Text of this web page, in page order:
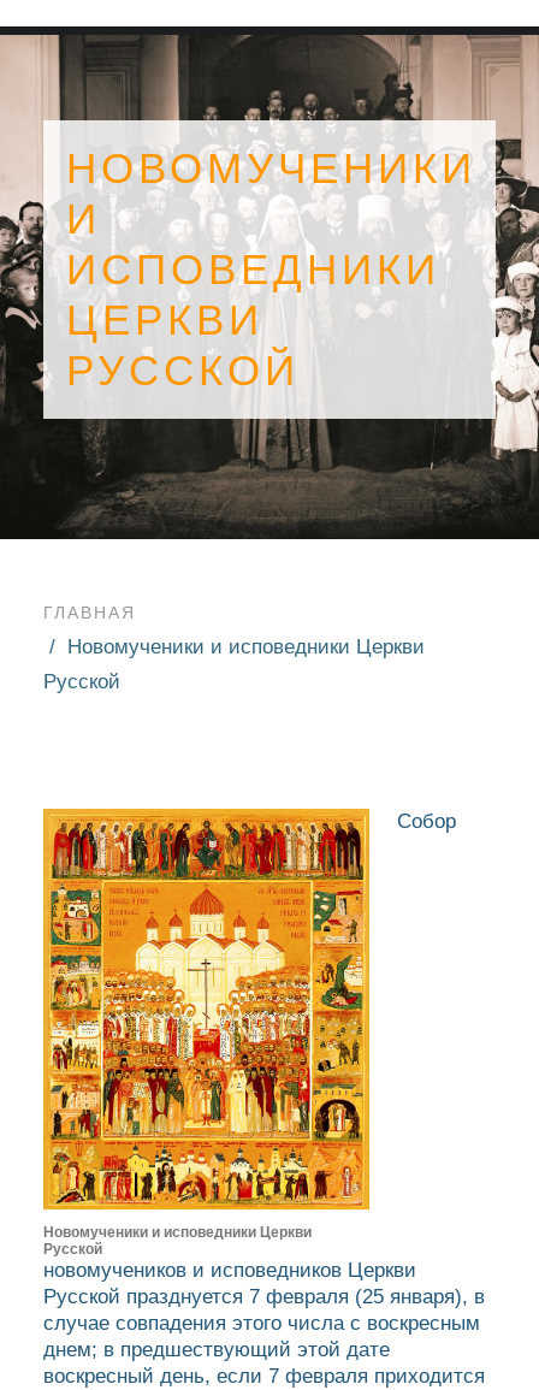
SEARCH
НОВОМУЧЕНИКИ
И
ИСПОВЕДНИКИ
ЦЕРКВИ
РУССКОЙ
ГЛАВНАЯ
Новомученики и исповедники Церкви
Русской
Новомученики и исповедники Церкви
Русской
Собор
новомучеников и исповедников Церкви
Русской празднуется 7 февраля (25 января), в
случае совпадения этого числа с воскресным
днем; в предшествующий этой дате
воскресный день, если 7 февраля приходится